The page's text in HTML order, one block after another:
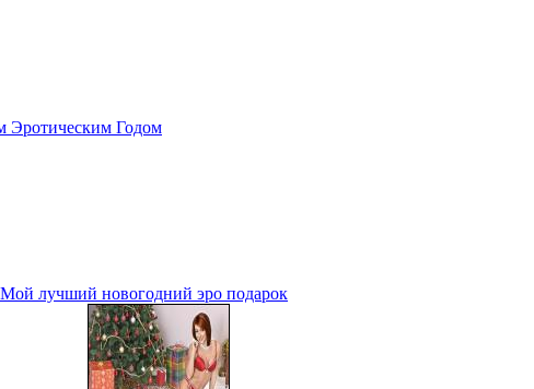
Эротическим Годом
Мой лучший новогодний эро подарок